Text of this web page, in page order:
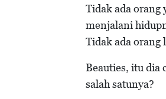
Tidak ada orang
menjalani
Tidak ada orang
Beauties, itu dia
salah satunya?